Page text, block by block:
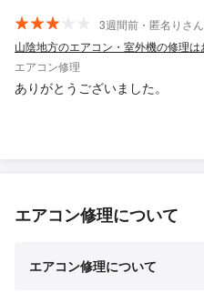
3週間前・匿名りさん
エアコン修理
ありがとうございました。
エアコン修理について
エアコン修理について